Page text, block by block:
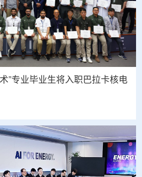
”专业毕业生将入职巴拉卡核电